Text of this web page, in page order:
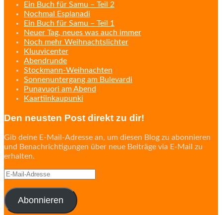
Ein Buch für Samu – Teil 2
Nochmal Esplanadi
Ein Buch für Samu – Teil 1
Neuer Tag, neues was auch immer
Noch mehr Weihnachtslichter
Kluuvicenter
Abendrunde
Stockmann-Weihnachten
Sonnenuntergang am Bulevardi
Punavuori am Abend
Kaartiinkaupunki
Den neusten Post direkt zu dir!
Gib deine E-Mail-Adresse an, um diesen Blog zu abonnieren
und Benachrichtigungen über neue Beiträge via E-Mail zu
erhalten.
E-
Adresse
Abonnieren